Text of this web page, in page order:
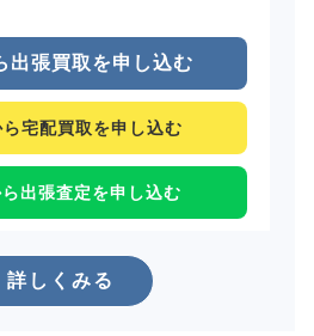
出張買取を申し込む
宅配買取を申し込む
出張査定を申し込む
詳しくみる